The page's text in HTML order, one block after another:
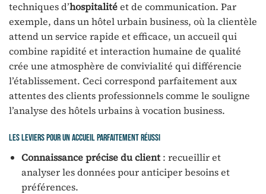
techniques d’hospitalitéet de communication. Par
exemple, dans un hôtel urbain business, où la clientèle
attend un service rapide et efficace, un accueil qui
combine rapidité et interaction humaine de qualité
crée une atmosphère de convivialité qui différencie
l’établissement. Ceci correspond parfaitement aux
attentes des clients professionnels comme le souligne
l’analyse des hôtels urbains à vocation business.
Les leviers pour un accueil parfaitement réussi
Connaissance précise du client: recueillir et
analyser les données pour anticiper besoins et
préférences.